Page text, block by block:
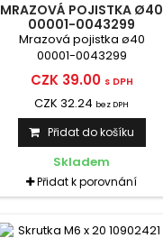
MRAZOVÁ POJISTKA Ø40
00001-0043299
Mrazová pojistka ø40
00001-0043299
CZK 39.00 s DPH
CZK 32.24 bez DPH
Přidat do košíku
Skladem
Přidat k porovnání